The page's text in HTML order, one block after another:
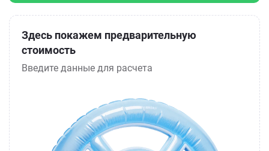
Здесь покажем предварительную
стоимость
Введите данные для расчета